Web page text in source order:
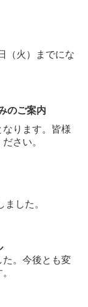
火）までにな
のご案内
ります。皆様
さい。
した。
た。今後とも変